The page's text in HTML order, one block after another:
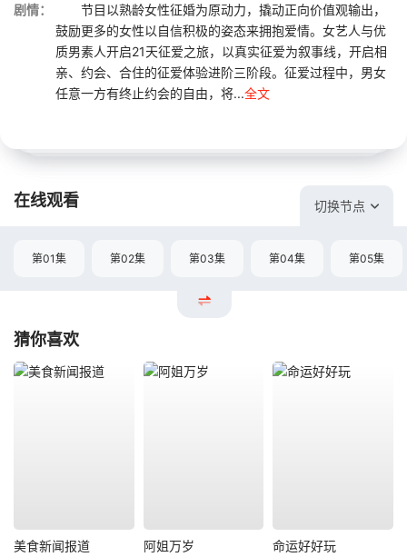
剧情：
节目以熟龄女性征婚为原动力，撬动正向价值观输出，
鼓励更多的女性以自信积极的姿态来拥抱爱情。女艺人与优
质男素人开启21天征爱之旅，以真实征爱为叙事线，开启相
亲、约会、合住的征爱体验进阶三阶段。征爱过程中，男女
任意一方有终止约会的自由，将...全文
在线观看 切换节点
第01集 第02集 第03集 第04集 第05集
猜你喜欢
美食新闻报道 阿姐万岁 命运好好玩